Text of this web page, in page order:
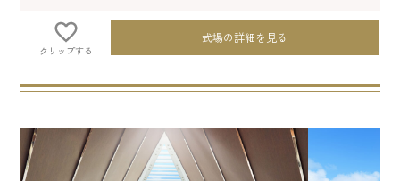
クリップする
式場の詳細を見る